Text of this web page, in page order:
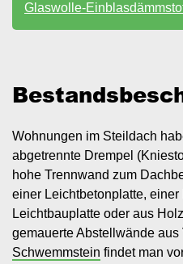
Glaswolle-
Wohnungen im Steildach
abgetrennte Drempel
hohe Trennwand zum
einer Leichtbetonplatte,
Leichtbauplatte oder aus
gemauerte Abstellwände
Schwemmstein findet man